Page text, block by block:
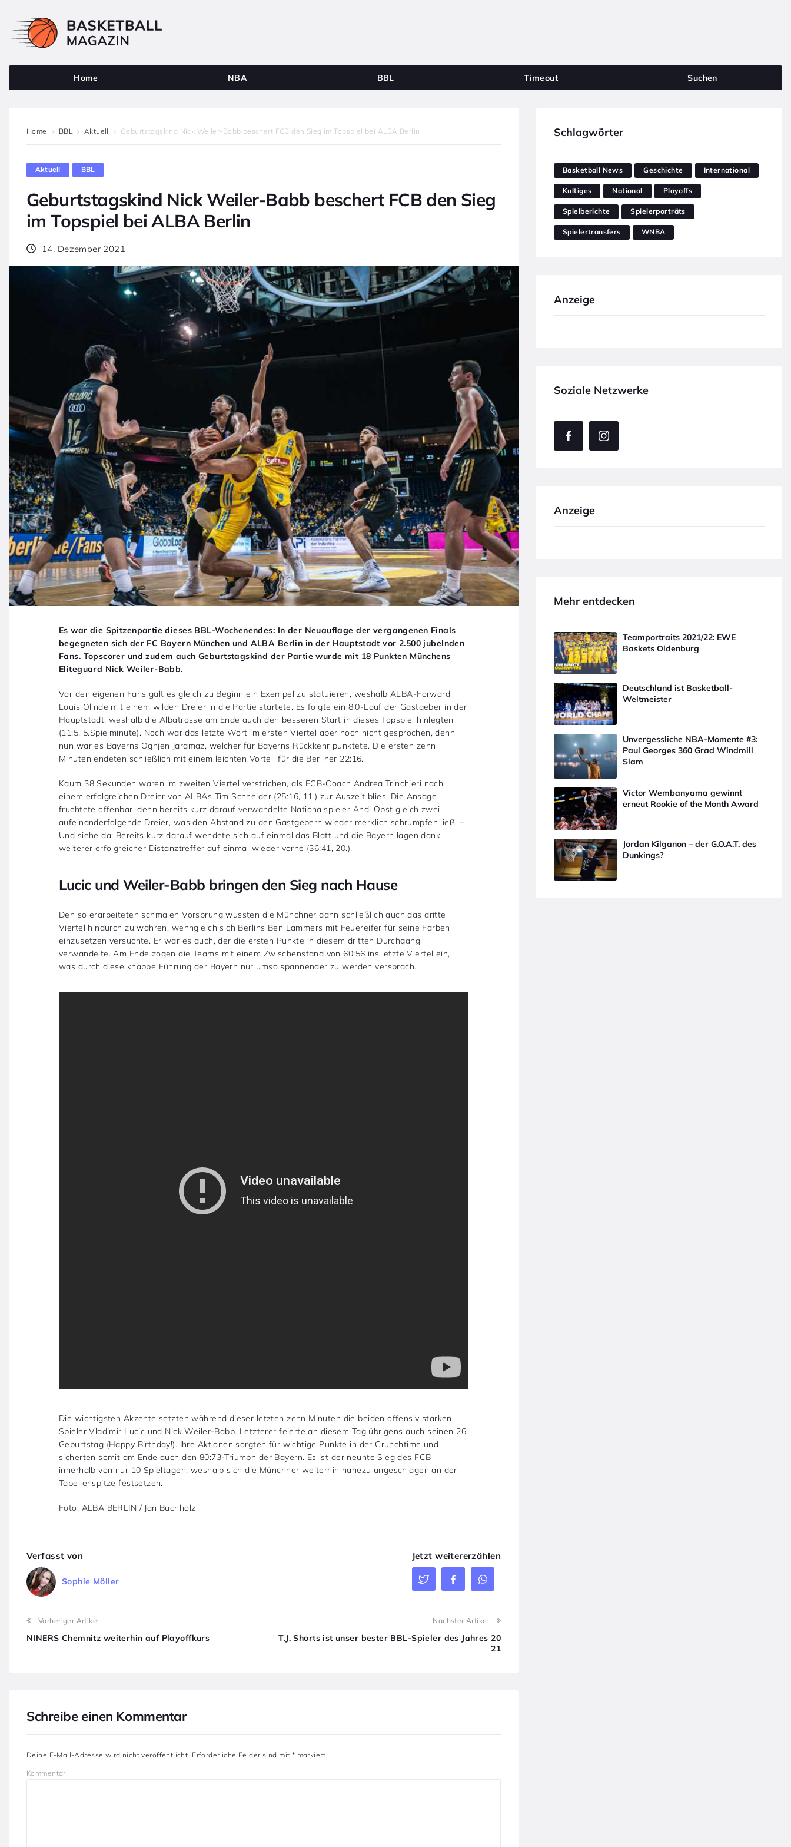
Home NBA BBL Timeout Suchen
Home BBL Aktuell Geburtstagskind Nick Weiler-Babb beschert FCB den Sieg im Topspiel bei ALBA Berlin
Aktuell BBL
Geburtstagskind Nick Weiler-Babb beschert FCB den Sieg
im Topspiel bei ALBA Berlin
14. Dezember 2021
Es war die Spitzenpartie dieses BBL-Wochenendes: In der Neuauflage der vergangenen Finals
begegneten sich der FC Bayern München und ALBA Berlin in der Hauptstadt vor 2.500 jubelnden
Fans. Topscorer und zudem auch Geburtstagskind der Partie wurde mit 18 Punkten Münchens
Eliteguard Nick Weiler-Babb.
Vor den eigenen Fans galt es gleich zu Beginn ein Exempel zu statuieren, weshalb ALBA-Forward
Louis Olinde mit einem wilden Dreier in die Partie startete. Es folgte ein 8:0-Lauf der Gastgeber in der
Hauptstadt, weshalb die Albatrosse am Ende auch den besseren Start in dieses Topspiel hinlegten
(11:5, 5.Spielminute). Noch war das letzte Wort im ersten Viertel aber noch nicht gesprochen, denn
nun war es Bayerns Ognjen Jaramaz, welcher für Bayerns Rückkehr punktete. Die ersten zehn
Minuten endeten schließlich mit einem leichten Vorteil für die Berliner 22:16.
Kaum 38 Sekunden waren im zweiten Viertel verstrichen, als FCB-Coach Andrea Trinchieri nach
einem erfolgreichen Dreier von ALBAs Tim Schneider (25:16, 11.) zur Auszeit blies. Die Ansage
fruchtete offenbar, denn bereits kurz darauf verwandelte Nationalspieler Andi Obst gleich zwei
aufeinanderfolgende Dreier, was den Abstand zu den Gastgebern wieder merklich schrumpfen ließ. –
Und siehe da: Bereits kurz darauf wendete sich auf einmal das Blatt und die Bayern lagen dank
weiterer erfolgreicher Distanztreffer auf einmal wieder vorne (36:41, 20.).
Lucic und Weiler-Babb bringen den Sieg nach Hause
Den so erarbeiteten schmalen Vorsprung wussten die Münchner dann schließlich auch das dritte
Viertel hindurch zu wahren, wenngleich sich Berlins Ben Lammers mit Feuereifer für seine Farben
einzusetzen versuchte. Er war es auch, der die ersten Punkte in diesem dritten Durchgang
verwandelte. Am Ende zogen die Teams mit einem Zwischenstand von 60:56 ins letzte Viertel ein,
was durch diese knappe Führung der Bayern nur umso spannender zu werden versprach.
Die wichtigsten Akzente setzten während dieser letzten zehn Minuten die beiden offensiv starken
Spieler Vladimir Lucic und Nick Weiler-Babb. Letzterer feierte an diesem Tag übrigens auch seinen 26.
Geburtstag (Happy Birthday!). Ihre Aktionen sorgten für wichtige Punkte in der Crunchtime und
sicherten somit am Ende auch den 80:73-Triumph der Bayern. Es ist der neunte Sieg des FCB
innerhalb von nur 10 Spieltagen, weshalb sich die Münchner weiterhin nahezu ungeschlagen an der
Tabellenspitze festsetzen.
Foto: ALBA BERLIN / Jan Buchholz
Verfasst von
Sophie Möller
Jetzt weitererzählen
Vorheriger Artikel
NINERS Chemnitz weiterhin auf Playoffkurs
Nächster Artikel
T.J. Shorts ist unser bester BBL-Spieler des Jahres 20
21
Schreibe einen Kommentar
Deine E-Mail-Adresse wird nicht veröffentlicht. Erforderliche Felder sind mit * markiert
Kommentar
Schlagwörter
Basketball News Geschichte International
Kultiges National Playoffs
Spielberichte Spielerporträts
Spielertransfers WNBA
Anzeige
Soziale Netzwerke
Anzeige
Mehr entdecken
Teamportraits 2021/22: EWE
Baskets Oldenburg
Deutschland ist Basketball-
Weltmeister
Unvergessliche NBA-Momente #3:
Paul Georges 360 Grad Windmill
Slam
Victor Wembanyama gewinnt
erneut Rookie of the Month Award
Jordan Kilganon – der G.O.A.T. des
Dunkings?